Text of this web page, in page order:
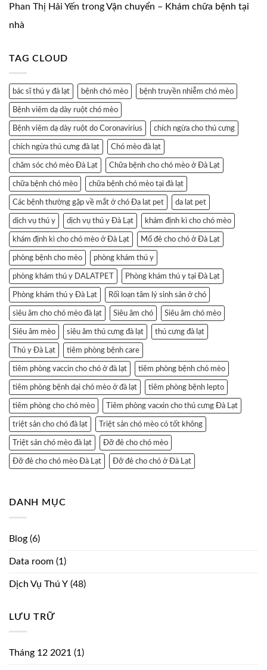
Phan Thị Hải Yến trongVận chuyển – Khám chữa bệnh tại
nhà
TAG CLOUD
bác sĩ thú y đà lạt bệnh chó mèo bệnh truyền nhiễm chó mèo
Bệnh viêm dạ dày ruột chó mèo
Bệnh viêm dạ dày ruột do Coronavirius chích ngừa cho thú cưng
chích ngừa thú cưng đà lạt Chó mèo đà lạt
chăm sóc chó mèo Đà Lạt Chữa bệnh cho chó mèo ở Đà Lạt
chữa bệnh chó mèo chữa bệnh chó mèo tại đà lạt
Các bệnh thường gặp về mắt ở chó Đa lat pet da lat pet
dịch vụ thú y dịch vụ thú y Đà Lạt khám định kì cho chó mèo
khám định kì cho chó mèo ở Đà Lạt Mổ đẻ cho chó ở Đà Lạt
phòng bệnh cho mèo phòng khám thú y
phòng khám thú y DALATPET Phòng khám thú y tại Đà Lạt
Phòng khám thú y Đà Lạt Rối loạn tâm lý sinh sản ở chó
siêu âm cho chó mèo đà lạt Siêu âm chó Siêu âm chó mèo
Siêu âm mèo siêu âm thú cưng đà lạt thú cưng đà lạt
Thú y Đà Lạt tiêm phòng bệnh care
tiêm phòng vaccin cho chó ở đà lạt tiêm phòng bệnh chó mèo
tiêm phòng bệnh dại chó mèo ở đà lạt tiêm phòng bệnh lepto
tiêm phòng cho chó mèo Tiêm phòng vacxin cho thú cưng Đà Lạt
triệt sản cho chó đà lạt Triệt sản chó mèo có tốt không
Triệt sản chó mèo đà lạt Đỡ đẻ cho chó mèo
Đỡ đẻ cho chó mèo Đà Lạt Đỡ đẻ cho chó ở Đà Lạt
DANH MỤC
Blog (6)
Data room (1)
Dịch Vụ Thú Y (48)
LƯU TRỮ
Tháng 12 2021 (1)